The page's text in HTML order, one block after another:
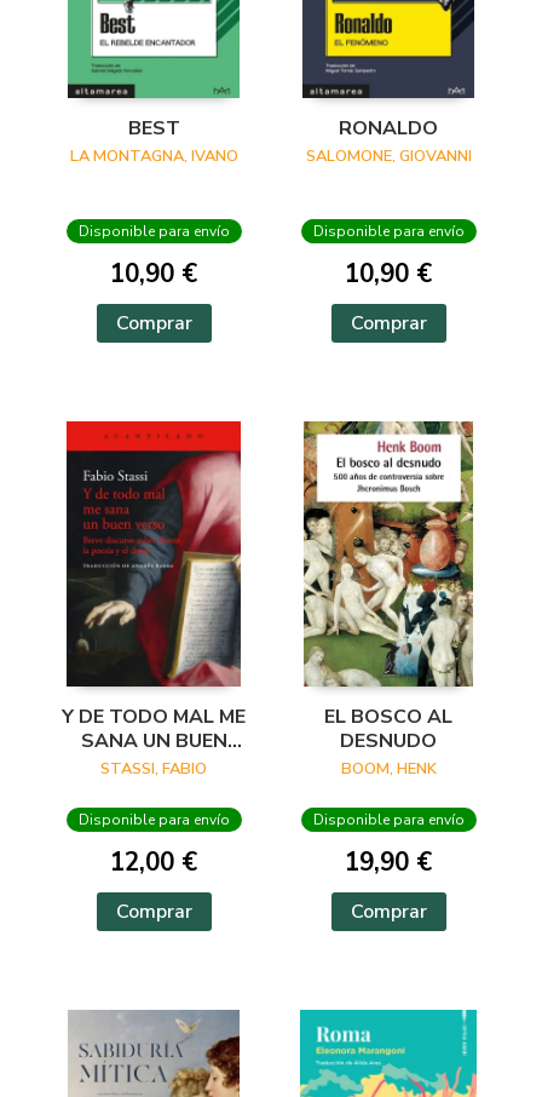
BEST
LA MONTAGNA, IVANO
Disponible para envío
10,90 €
Comprar
RONALDO
SALOMONE, GIOVANNI
Disponible para envío
10,90 €
Comprar
Y DE TODO MAL ME
SANA UN BUEN
VERSO
STASSI, FABIO
Disponible para envío
12,00 €
Comprar
EL BOSCO AL
DESNUDO
BOOM, HENK
Disponible para envío
19,90 €
Comprar